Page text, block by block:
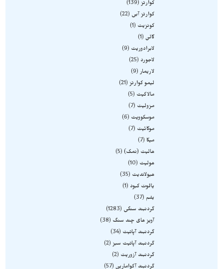
کوارتز 139
کوارتز آبی
22
کونزیت
1
گالن 1
لابرادوریت
9
لاجورد
25
لاریمار 9
لیمو کوارتز 21
مالاکیت
5
مزولیت
7
موسکوویت
6
موکائیت
7
میکا
7
هالیت (نمک) 5
هولیت
10
هیولاندیت
35
یاقوت کبود
1
یشم
37
گردنبند سنگی
1283
آویز های چند سنگ
38
گردنبند آپاتیت
34
گردنبند آپاتیت سبز 2
گردنبند آزوریت
2
گردنبند آکوامارین 57